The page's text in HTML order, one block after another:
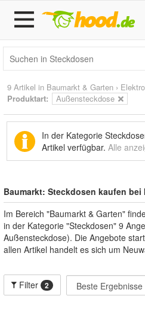
9 Artikel in Baumarkt & Garten ›
Produktart:
Außensteckdose
In der Kategorie
Artikel verfügbar. Alle
Baumarkt: Steckdosen kaufen bei
Im Bereich "Baumarkt & Garten"
in der Kategorie "Steckdosen" 9
Außensteckdose). Die Angebote
allen Artikel handelt es sich um
Filter 2